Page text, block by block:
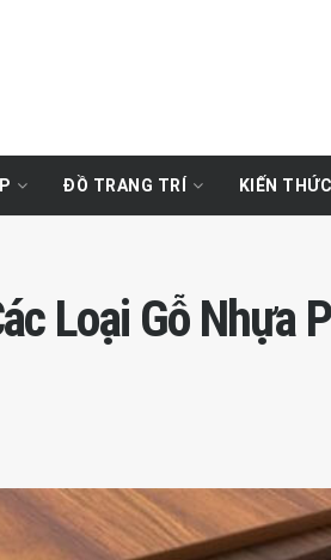
ĐỒ TRANG TRÍ KIẾN THỨC
Loại Gỗ Nhựa